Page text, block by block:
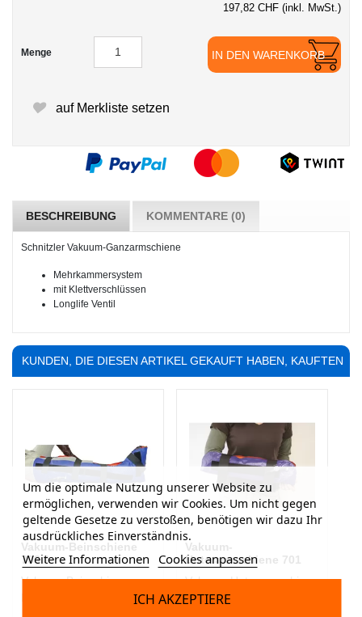
197,82 CHF (inkl. MwSt.)
Menge IN DEN WARENKORB
auf Merkliste setzen
BESCHREIBUNG KOMMENTARE (0)
Schnitzler Vakuum-Ganzarmschiene
Mehrkammersystem
mit Klettverschlüssen
Longlife Ventil
KUNDEN, DIE DIESEN ARTIKEL GEKAUFT HABEN, KAUFTEN
Vakuum-Beinschiene
703 A
Vakuum-Beinschiene
Vakuum-
Unterarmschiene 701
Vakuum-Unterarmschiene
Mehrkammersystem
Um die optimale Nutzung unserer Website zu
ermöglichen, verwenden wir Cookies. Um nicht gegen
geltende Gesetze zu verstoßen, benötigen wir dazu Ihr
ausdrückliches Einverständnis.
Weitere Informationen Cookies anpassen
ICH AKZEPTIERE